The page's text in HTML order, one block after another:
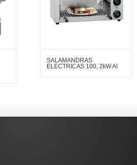
SALAMANDRAS
ELECTRICAS 100, 2kW AI